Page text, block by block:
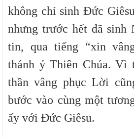
không chỉ sinh Đức
nhưng trước hết đã sinh
tin, qua tiếng “xin
thánh ý Thiên Chúa. Vì
thần vâng phục Lời
bước vào cùng một
ấy với Đức Giêsu.